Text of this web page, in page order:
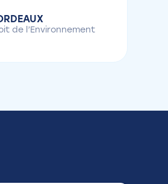
de l’Environnement